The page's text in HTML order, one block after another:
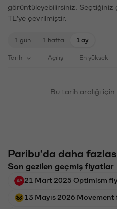
görüntüleyebilirsiniz. Seçtiğiniz
TL'ye çevrilmiştir.
1 gün 1 hafta 1 ay
Tarih Açılış En yüksek
Bu tarih aralığı için
Paribu'da daha
Son gezilen geçmiş fiyatlar
21 Mart 2025 Optimism
13 Mayıs 2026 Movement